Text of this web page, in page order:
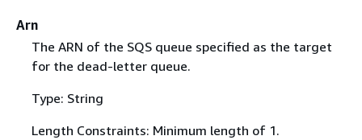
Arn
The ARN of the SQS queue specified as the target
for the dead-letter queue.
Type: String
Length Constraints: Minimum length of 1.